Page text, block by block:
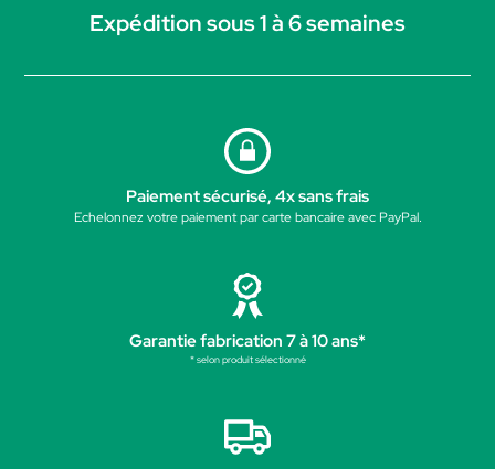
Expédition sous 1 à 6 semaines
Paiement sécurisé, 4x sans frais
Echelonnez votre paiement par carte bancaire avec PayPal.
Garantie fabrication 7 à 10 ans*
* selon produit sélectionné